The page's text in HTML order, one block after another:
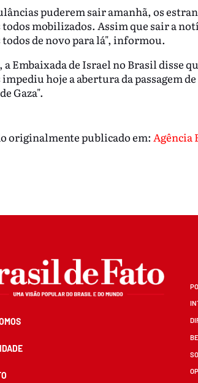
puderem sair amanhã, os
todos mobilizados. Assim que sair a
de novo para lá", informou.
a Embaixada de Israel no Brasil disse
impediu hoje a abertura da passagem
Gaza".
originalmente publicado em: Agência